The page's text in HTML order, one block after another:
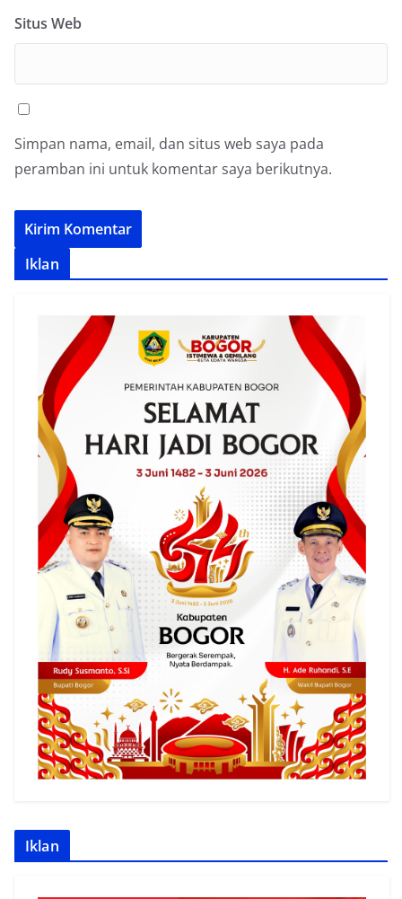
Situs Web
Simpan nama, email, dan situs web saya pada
peramban ini untuk komentar saya berikutnya.
Iklan
Iklan